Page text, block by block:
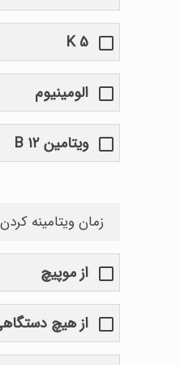
K 5
الومينيوم
ویتامین B ۱۲
زمان ویتامینه
از موپیچ
از هیچ